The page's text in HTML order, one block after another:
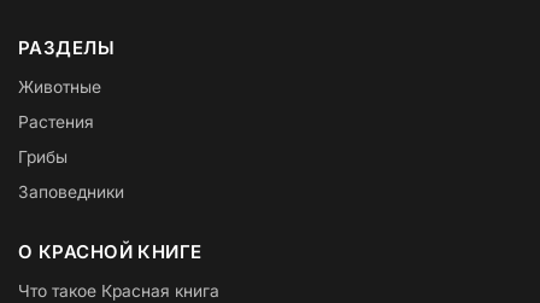
РАЗДЕЛЫ
Животные
Растения
Грибы
Заповедники
О КРАСНОЙ КНИГЕ
Что такое Красная книга